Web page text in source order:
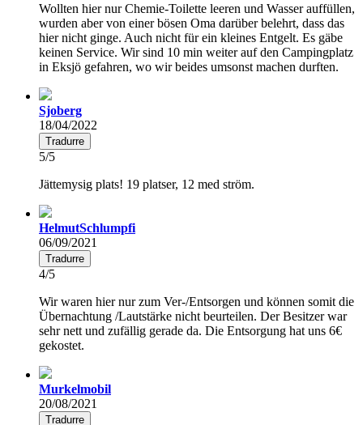
Wollten hier nur Chemie-Toilette leeren und Wasser auffüllen,
wurden aber von einer bösen Oma darüber belehrt, dass das
hier nicht ginge. Auch nicht für ein kleines Entgelt. Es gäbe
keinen Service. Wir sind 10 min weiter auf den Campingplatz
in Eksjö gefahren, wo wir beides umsonst machen durften.
Sjoberg
18/04/2022
Tradurre
5/5
Jättemysig plats! 19 platser, 12 med ström.
HelmutSchlumpfi
06/09/2021
Tradurre
4/5
Wir waren hier nur zum Ver-/Entsorgen und können somit die
Übernachtung /Lautstärke nicht beurteilen. Der Besitzer war
sehr nett und zufällig gerade da. Die Entsorgung hat uns 6€
gekostet.
Murkelmobil
20/08/2021
Tradurre